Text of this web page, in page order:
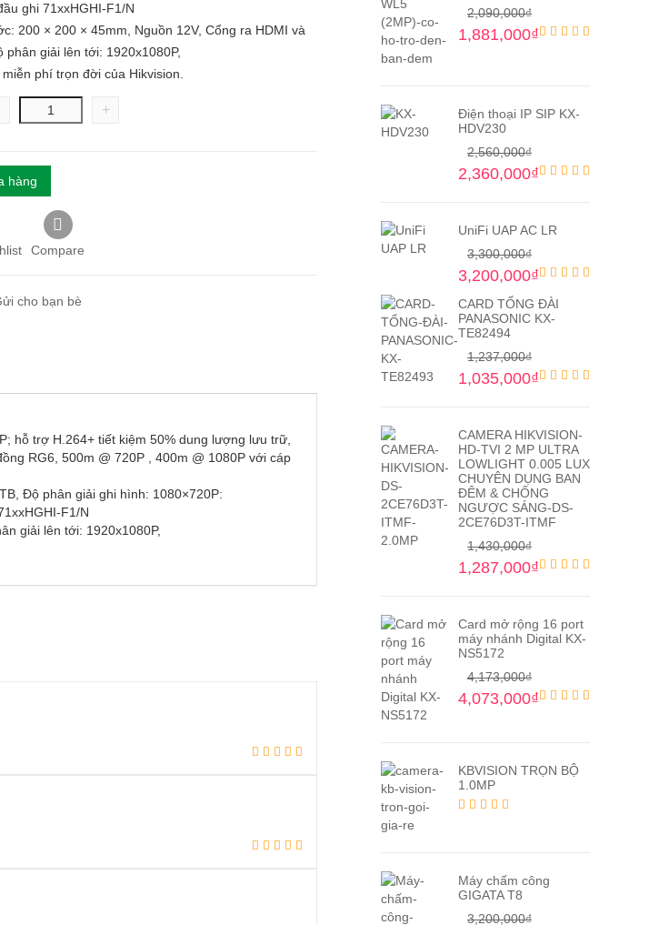
ghi 71xxHGHI-F1/N
200 × 200 × 45mm, Nguồn 12V, Cổng ra HDMI và
phân giải lên tới: 1920x1080P,
phí trọn đời của Hikvision.
+
hàng
Compare
cho bạn bè
hỗ trợ H.264+ tiết kiệm 50% dung lượng lưu trữ,
RG6, 500m @ 720P , 400m @ 1080P với cáp
Độ phân giải ghi hình: 1080×720P:
F1/N
giải lên tới: 1920x1080P,
2,090,000₫
1,881,000₫
Điện thoại IP SIP KX-
HDV230
2,560,000₫
2,360,000₫
UniFi UAP AC LR
3,300,000₫
3,200,000₫
CARD TỔNG ĐÀI
PANASONIC KX-
TE82494
1,237,000₫
1,035,000₫
CAMERA HIKVISION-
HD-TVI 2 MP ULTRA
LOWLIGHT 0.005 LUX
CHUYÊN DỤNG BAN
ĐÊM & CHỐNG
NGƯỢC SÁNG-DS-
2CE76D3T-ITMF
1,430,000₫
1,287,000₫
Card mở rộng 16 port
máy nhánh Digital KX-
NS5172
4,173,000₫
4,073,000₫
KBVISION TRỌN BỘ
1.0MP
Máy chấm công
GIGATA T8
3,200,000₫